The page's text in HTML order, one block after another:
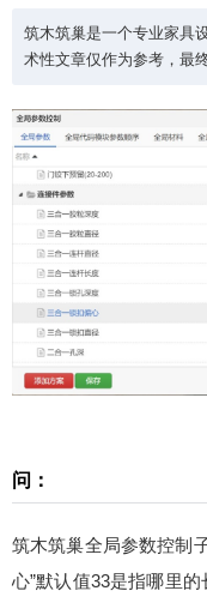
筑木筑巢是一个专业家具
术性文章仅作为参考，最
问：
筑木筑巢全局参数控制
心”默认值33是指哪里的
筑木筑巢全局
件参数的“三
指哪里的长度
筑木筑巢是一个专
对筑木筑巢解读
以丁老师和严老师